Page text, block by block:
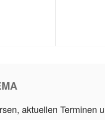
aktuellen Terminen